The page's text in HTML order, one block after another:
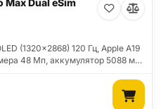
Max Dual eSim
(1320x2868) 120 Гц, Apple A19
48 Мп, аккумулятор 5088 м…